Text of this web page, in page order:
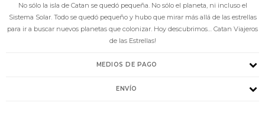
No sólo la isla de Catan se quedó pequeña. No sólo el planeta, ni incluso el
Sistema Solar. Todo se quedó pequeño y hubo que mirar más allá de las estrellas
para ir a buscar nuevos planetas que colonizar. Hoy descubrimos… Catan Viajeros
de las Estrellas!
MEDIOS DE PAGO
ENVÍO